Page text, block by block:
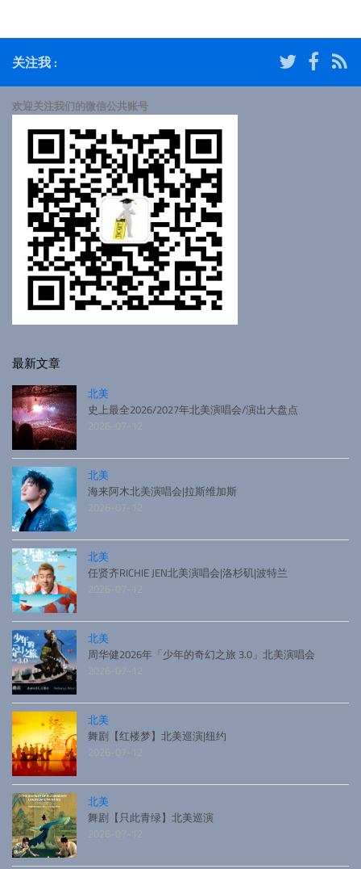
关注我 :
欢迎关注我们的微信公共账号
最新文章
北美
史上最全2026/2027年北美演唱会/演出大盘点
2026-07-12
北美
海来阿木北美演唱会|拉斯维加斯
2026-07-12
北美
任贤齐RICHIE JEN北美演唱会|洛杉矶|波特兰
2026-07-12
北美
周华健2026年「少年的奇幻之旅 3.0」北美演唱会
2026-07-12
北美
舞剧【红楼梦】北美巡演|纽约
2026-07-12
北美
舞剧【只此青绿】北美巡演
2026-07-12